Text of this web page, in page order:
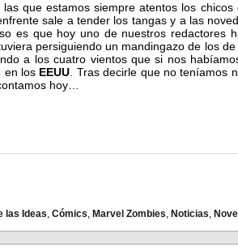
que estamos siempre atentos los
sale a tender los tangas y a las
es que hoy uno de nuestros redactores
persiguiendo un mandingazo de los
a los cuatro vientos que si nos
en los EEUU . Tras decirle que no teníamos
hoy…
las Ideas, Cómics, Marvel Zombies, Noticias,